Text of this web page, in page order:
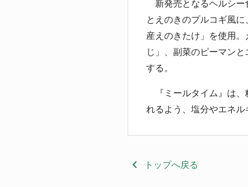
新発売となるヘルシー
とえのきのプルコギ風
産えのきたけ」を使用
じ」、副菜のピーマン
する。
『ミールタイム』は、
れるよう、塩分やエネル
keyboard_arrow_left トップへ戻る